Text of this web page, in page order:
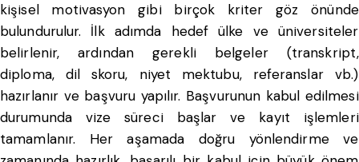
kişisel motivasyon gibi birçok kriter göz önünde
bulundurulur. İlk adımda hedef ülke ve üniversiteler
belirlenir, ardından gerekli belgeler (transkript,
diploma, dil skoru, niyet mektubu, referanslar vb.)
hazırlanır ve başvuru yapılır. Başvurunun kabul edilmesi
durumunda vize süreci başlar ve kayıt işlemleri
tamamlanır. Her aşamada doğru yönlendirme ve